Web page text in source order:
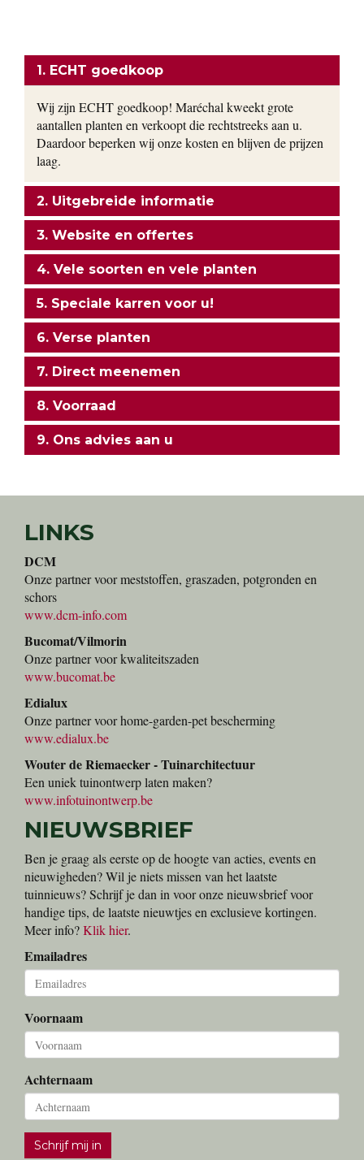
1. ECHT goedkoop
Wij zijn ECHT goedkoop! Maréchal kweekt grote
aantallen planten en verkoopt die rechtstreeks aan u.
Daardoor beperken wij onze kosten en blijven de prijzen
laag.
2. Uitgebreide informatie
3. Website en offertes
4. Vele soorten en vele planten
5. Speciale karren voor u!
6. Verse planten
7. Direct meenemen
8. Voorraad
9. Ons advies aan u
LINKS
DCM
Onze partner voor meststoffen, graszaden, potgronden en
schors
www.dcm-info.com
Bucomat/Vilmorin
Onze partner voor kwaliteitszaden
www.bucomat.be
Edialux
Onze partner voor home-garden-pet bescherming
www.edialux.be
Wouter de Riemaecker - Tuinarchitectuur
Een uniek tuinontwerp laten maken?
www.infotuinontwerp.be
NIEUWSBRIEF
Ben je graag als eerste op de hoogte van acties, events en
nieuwigheden? Wil je niets missen van het laatste
tuinnieuws? Schrijf je dan in voor onze nieuwsbrief voor
handige tips, de laatste nieuwtjes en exclusieve kortingen.
Meer info?Klik hier.
Emailadres
Voornaam
Achternaam
Schrijf mij in